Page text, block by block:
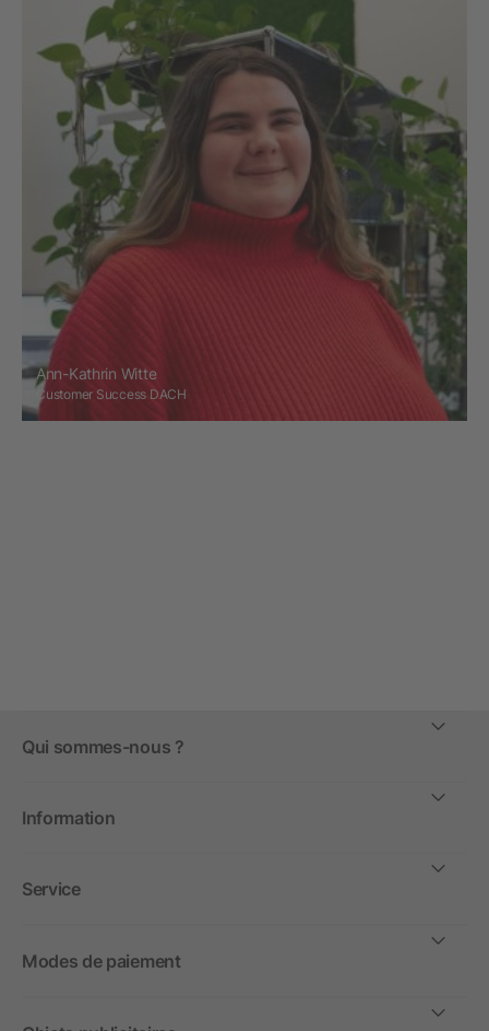
Ann-Kathrin Witte
Customer Success DACH
Qui sommes-nous ?
Information
Service
Modes de paiement